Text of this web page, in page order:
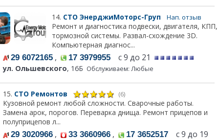
14. СТО ЭнерджиМоторс-Груп Нап. отзыв
Ремонт и диагностика подвески, двигателя, КПП,
тормозной системы. Развал-схождение 3D.
Компьютерная диагнос...
29 6072165 , 17 3979955 с 9 до 21
ул. Ольшевского, 16Б Обслуживаем: Любые
15. СТО Ремонтов (6)
Кузовной ремонт любой сложности. Сварочные работы.
Замена арок, порогов. Переварка днища. Ремонт прицепов и
полуприцепов л...
29 3020966 , 33 3660966 , 17 3652517 с 9 до 19